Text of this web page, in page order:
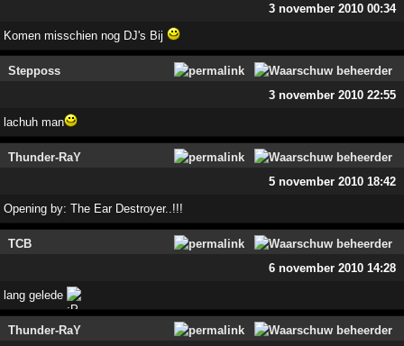
3 november 2010 00:34
Komen misschien nog DJ's Bij
Stepposs
3 november 2010 22:55
lachuh man
Thunder-RaY
5 november 2010 18:42
Opening by: The Ear Destroyer..!!!
TCB
6 november 2010 14:28
lang gelede
Thunder-RaY